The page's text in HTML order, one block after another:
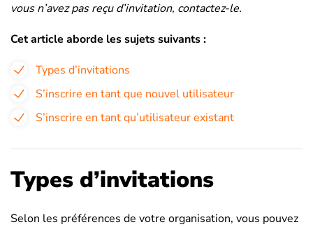
vous n’avez pas reçu d’invitation, contactez-le.
Cet article aborde les sujets suivants :
Types d’invitations
S’inscrire en tant que nouvel utilisateur
S’inscrire en tant qu’utilisateur existant
Types d’invitations
Selon les préférences de votre organisation, vous pouvez